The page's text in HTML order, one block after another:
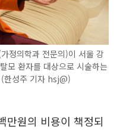
정의학과 전문의)이 서울 강
모 환자를 대상으로 시술하는
한성주 기자 hsj@)
만원의 비용이 책정되